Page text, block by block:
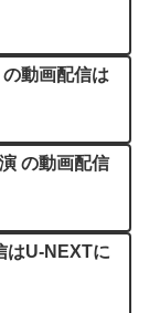
動画配信は
の動画配信
はU-NEXTに